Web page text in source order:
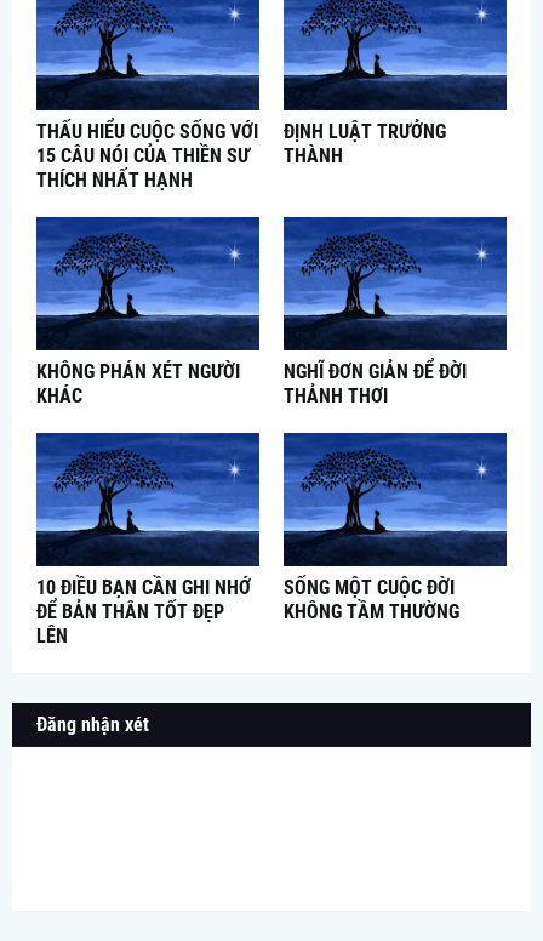
THẤU HIỂU CUỘC SỐNG VỚI
15 CÂU NÓI CỦA THIỀN SƯ
THÍCH NHẤT HẠNH
ĐỊNH LUẬT TRƯỞNG
THÀNH
KHÔNG PHÁN XÉT NGƯỜI
KHÁC
NGHĨ ĐƠN GIẢN ĐỂ ĐỜI
THẢNH THƠI
10 ĐIỀU BẠN CẦN GHI NHỚ
ĐỂ BẢN THÂN TỐT ĐẸP
LÊN
SỐNG MỘT CUỘC ĐỜI
KHÔNG TẦM THƯỜNG
Đăng nhận xét